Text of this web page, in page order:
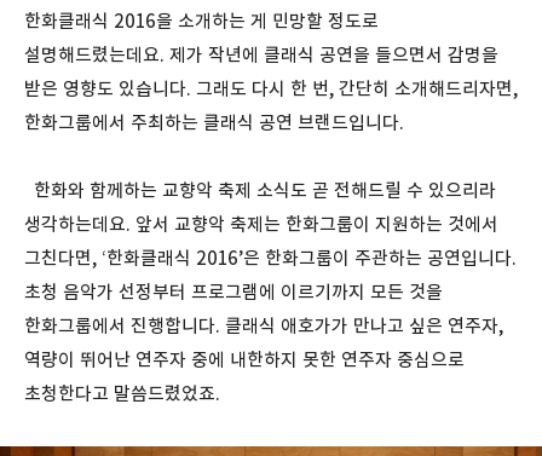
한화클래식 2016을 소개하는 게 민망할 정도로
설명해드렸는데요. 제가 작년에 클래식 공연을 들으면서 감명을
받은 영향도 있습니다. 그래도 다시 한 번, 간단히 소개해드리자면,
한화그룹에서 주최하는 클래식 공연 브랜드입니다.
한화와 함께하는 교향악 축제 소식도 곧 전해드릴 수 있으리라
생각하는데요. 앞서 교향악 축제는 한화그룹이 지원하는 것에서
그친다면, ‘한화클래식 2016’은 한화그룹이 주관하는 공연입니다.
초청 음악가 선정부터 프로그램에 이르기까지 모든 것을
한화그룹에서 진행합니다. 클래식 애호가가 만나고 싶은 연주자,
역량이 뛰어난 연주자 중에 내한하지 못한 연주자 중심으로
초청한다고 말씀드렸었죠.